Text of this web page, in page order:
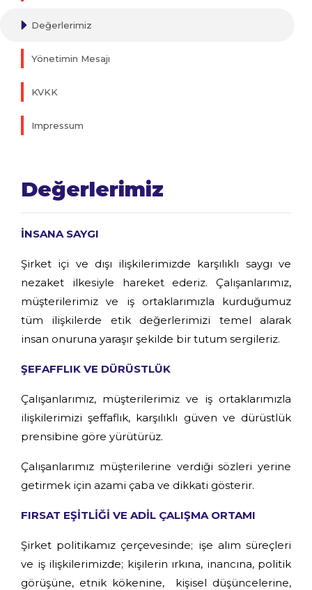
Değerlerimiz
Yönetimin Mesajı
KVKK
Impressum
Değerlerimiz
İNSANA SAYGI
Şirket içi ve dışı ilişkilerimizde karşılıklı saygı ve
nezaket ilkesiyle hareket ederiz. Çalışanlarımız,
müşterilerimiz ve iş ortaklarımızla kurduğumuz
tüm ilişkilerde etik değerlerimizi temel alarak
insan onuruna yaraşır şekilde bir tutum sergileriz.
ŞEFAFFLIK VE DÜRÜSTLÜK
Çalışanlarımız, müşterilerimiz ve iş ortaklarımızla
ilişkilerimizi şeffaflık, karşılıklı güven ve dürüstlük
prensibine göre yürütürüz.
Çalışanlarımız müşterilerine verdiği sözleri yerine
getirmek için azami çaba ve dikkati gösterir.
FIRSAT EŞİTLİĞİ VE ADİL ÇALIŞMA ORTAMI
Şirket politikamız çerçevesinde; işe alım süreçleri
ve iş ilişkilerimizde; kişilerin ırkına, inancına, politik
görüşüne, etnik kökenine, kişisel düşüncelerine,